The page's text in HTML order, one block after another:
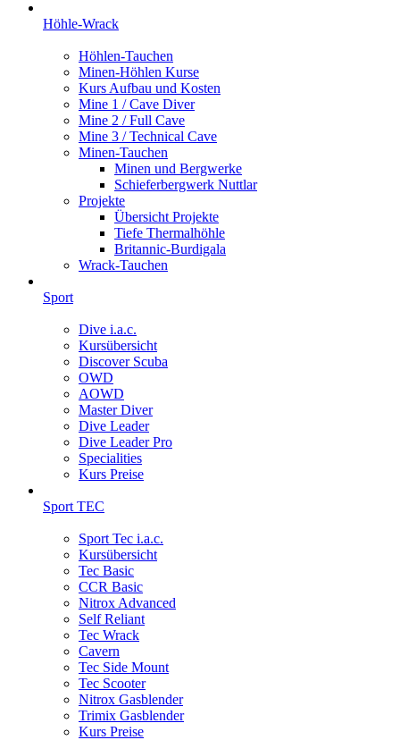
Höhle-Wrack
Höhlen-Tauchen
Minen-Höhlen Kurse
Kurs Aufbau und Kosten
Mine 1 / Cave Diver
Mine 2 / Full Cave
Mine 3 / Technical Cave
Minen-Tauchen
Minen und Bergwerke
Schieferbergwerk Nuttlar
Projekte
Übersicht Projekte
Tiefe Thermalhöhle
Britannic-Burdigala
Wrack-Tauchen
Sport
Dive i.a.c.
Kursübersicht
Discover Scuba
OWD
AOWD
Master Diver
Dive Leader
Dive Leader Pro
Specialities
Kurs Preise
Sport TEC
Sport Tec i.a.c.
Kursübersicht
Tec Basic
CCR Basic
Nitrox Advanced
Self Reliant
Tec Wrack
Cavern
Tec Side Mount
Tec Scooter
Nitrox Gasblender
Trimix Gasblender
Kurs Preise